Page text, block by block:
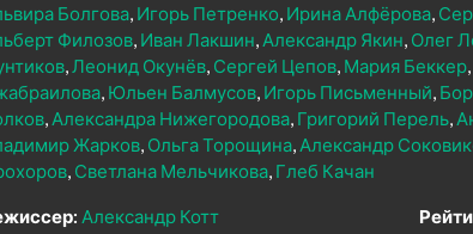
Болгова Игорь Петренко Ирина Алфёрова
Филозов Иван Лакшин Александр Якин Олег
Леонид Окунёв Сергей Цепов Мария Беккер
Юльен Балмусов Игорь Письменный
Александра Нижегородова Григорий Перель
Жарков Ольга Торощина Александр
Светлана Мельчикова Глеб Качан
Александр Котт